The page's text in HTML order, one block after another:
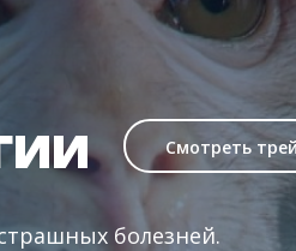
Смотреть
болезней.